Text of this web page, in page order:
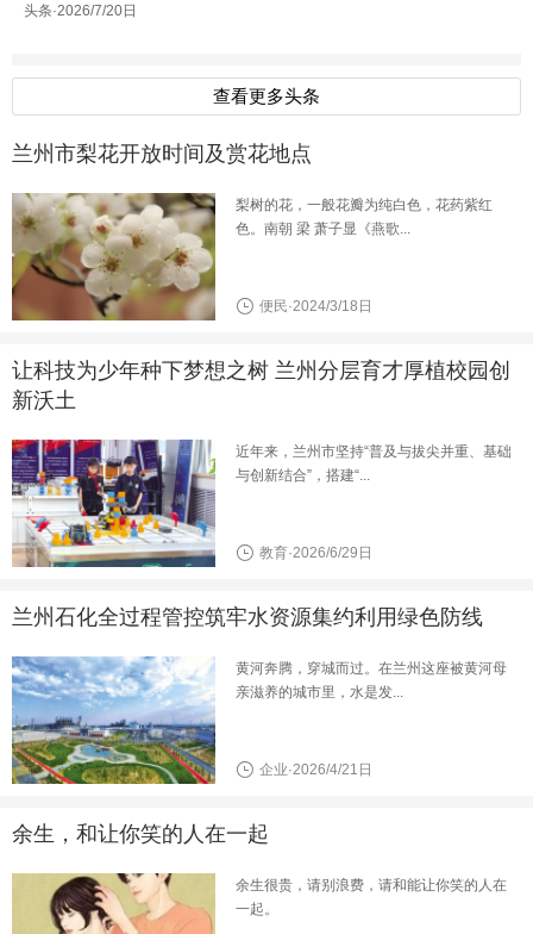
头条·2026/7/20日
查看更多头条
兰州市梨花开放时间及赏花地点
梨树的花，一般花瓣为纯白色，花药紫红
色。南朝 梁 萧子显《燕歌...
便民·2024/3/18日
让科技为少年种下梦想之树 兰州分层育才厚植校园创
新沃土
近年来，兰州市坚持“普及与拔尖并重、基础
与创新结合”，搭建“...
教育·2026/6/29日
兰州石化全过程管控筑牢水资源集约利用绿色防线
黄河奔腾，穿城而过。在兰州这座被黄河母
亲滋养的城市里，水是发...
企业·2026/4/21日
余生，和让你笑的人在一起
余生很贵，请别浪费，请和能让你笑的人在
一起。